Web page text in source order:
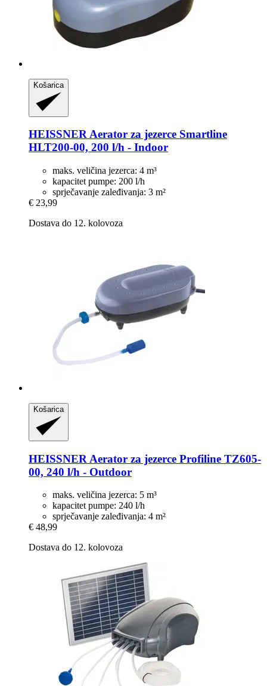
Košarica
HEISSNERAerator za jezerce Smartline
HLT200-​00, 200 l/h -​ Indoor
maks. veličina jezerca: 4 m³
kapacitet pumpe: 200 l/h
sprječavanje zaleđivanja: 3 m²
€ 23,99
Dostava do 12. kolovoza
Košarica
HEISSNER Aerator za jezerce Profiline TZ605-​
00, 240 l/h -​ Outdoor
maks. veličina jezerca: 5 m³
kapacitet pumpe: 240 l/h
sprječavanje zaleđivanja: 4 m²
€ 48,99
Dostava do 12. kolovoza